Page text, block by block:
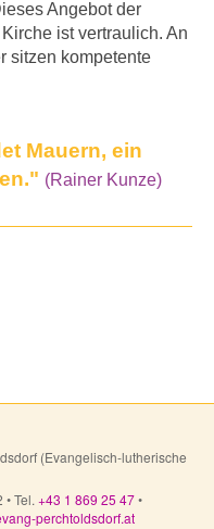
Angebot der
ist vertraulich. An
sitzen kompetente
Mauern, ein
(Rainer Kunze)
(Evangelisch-lutherische
Tel. +43 1 869 25 47•
perchtoldsdorf.at